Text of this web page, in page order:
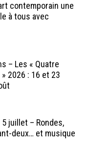
contemporain une
à tous avec
– Les « Quatre
2026 : 16 et 23
5 juillet – Rondes,
deux… et musique